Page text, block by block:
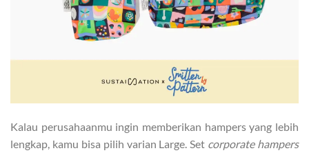
Kalau perusahaanmu ingin memberikan hampers yang lebih
lengkap, kamu bisa pilih varian Large. Set corporate hampers